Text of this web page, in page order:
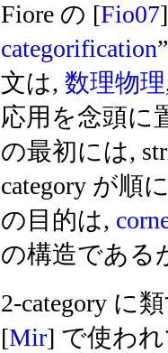
Fiore の [Fio07
categorification
文は, 数理物理
応用を念頭に
の最初には,
category が順
の目的は,
の構造である
2-category に
[Mir] で使われ